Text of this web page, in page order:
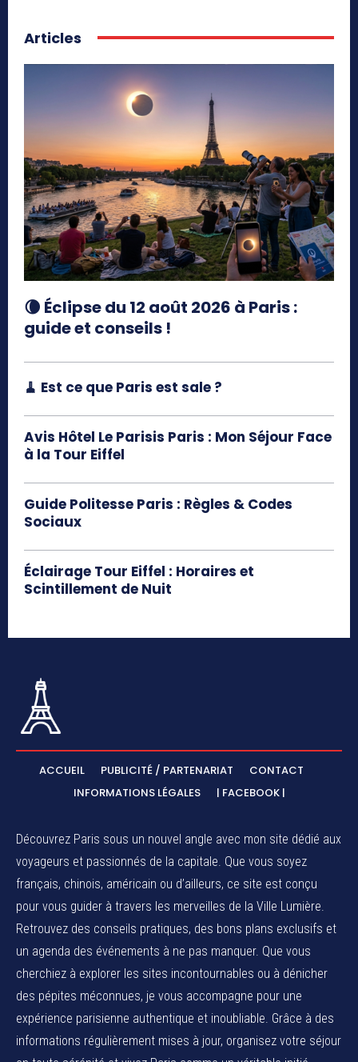
Articles
🌘 Éclipse du 12 août 2026 à Paris :
guide et conseils !
🧹 Est ce que Paris est sale ?
Avis Hôtel Le Parisis Paris : Mon Séjour Face
à la Tour Eiffel
Guide Politesse Paris : Règles & Codes
Sociaux
Éclairage Tour Eiffel : Horaires et
Scintillement de Nuit
ACCUEIL PUBLICITÉ / PARTENARIAT
CONTACT
INFORMATIONS LÉGALES
| FACEBOOK |
Découvrez Paris sous un nouvel angle avec mon site dédié aux
voyageurs et passionnés de la capitale. Que vous soyez
français, chinois, américain ou d’ailleurs, ce site est conçu
pour vous guider à travers les merveilles de la Ville Lumière.
Retrouvez des conseils pratiques, des bons plans exclusifs et
un agenda des événements à ne pas manquer. Que vous
cherchiez à explorer les sites incontournables ou à dénicher
des pépites méconnues, je vous accompagne pour une
expérience parisienne authentique et inoubliable. Grâce à des
informations régulièrement mises à jour, organisez votre séjour